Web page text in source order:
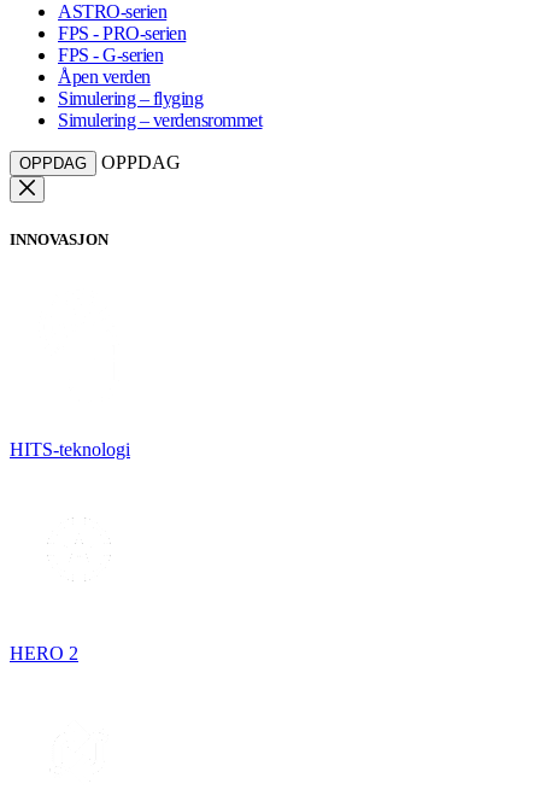
ASTRO-serien
FPS - PRO-serien
FPS - G-serien
Åpen verden
Simulering – flyging
Simulering – verdensrommet
OPPDAG OPPDAG
INNOVASJON
HITS-teknologi
HERO 2